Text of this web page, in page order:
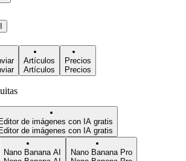
Artículos
Artículos
Precios
Precios
Editor de imágenes con IA gratis
Editor de imágenes con IA gratis
Nano Banana AI
Nano Banana Pro